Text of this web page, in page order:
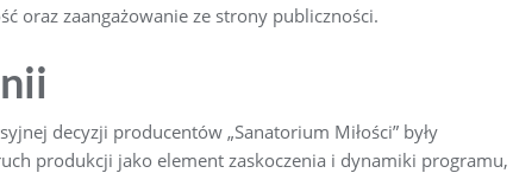
oraz zaangażowanie ze strony publiczności.
decyzji producentów „Sanatorium Miłości” były
produkcji jako element zaskoczenia i dynamiki programu,